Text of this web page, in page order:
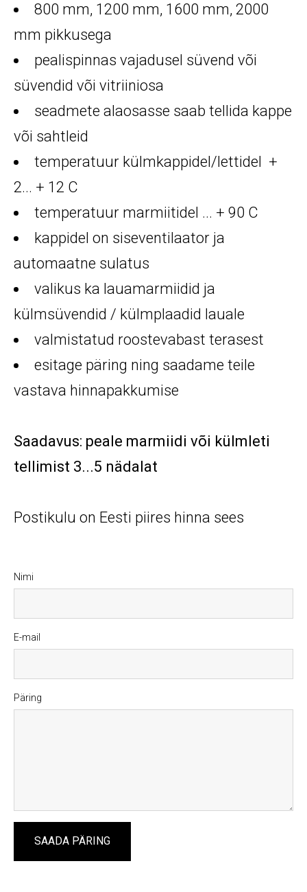
800 mm, 1200 mm, 1600 mm, 2000
mm pikkusega
pealispinnas vajadusel süvend või
süvendid või vitriiniosa
seadmete alaosasse saab tellida kappe
või sahtleid
temperatuur külmkappidel/lettidel +
2... + 12 C
temperatuur marmiitidel ... + 90 C
kappidel on siseventilaator ja
automaatne sulatus
valikus ka lauamarmiidid ja
külmsüvendid / külmplaadid lauale
valmistatud roostevabast terasest
esitage päring ning saadame teile
vastava hinnapakkumise
Saadavus: peale marmiidi või külmleti
tellimist 3...5 nädalat
Postikulu on Eesti piires hinna sees
Nimi
E-mail
Päring